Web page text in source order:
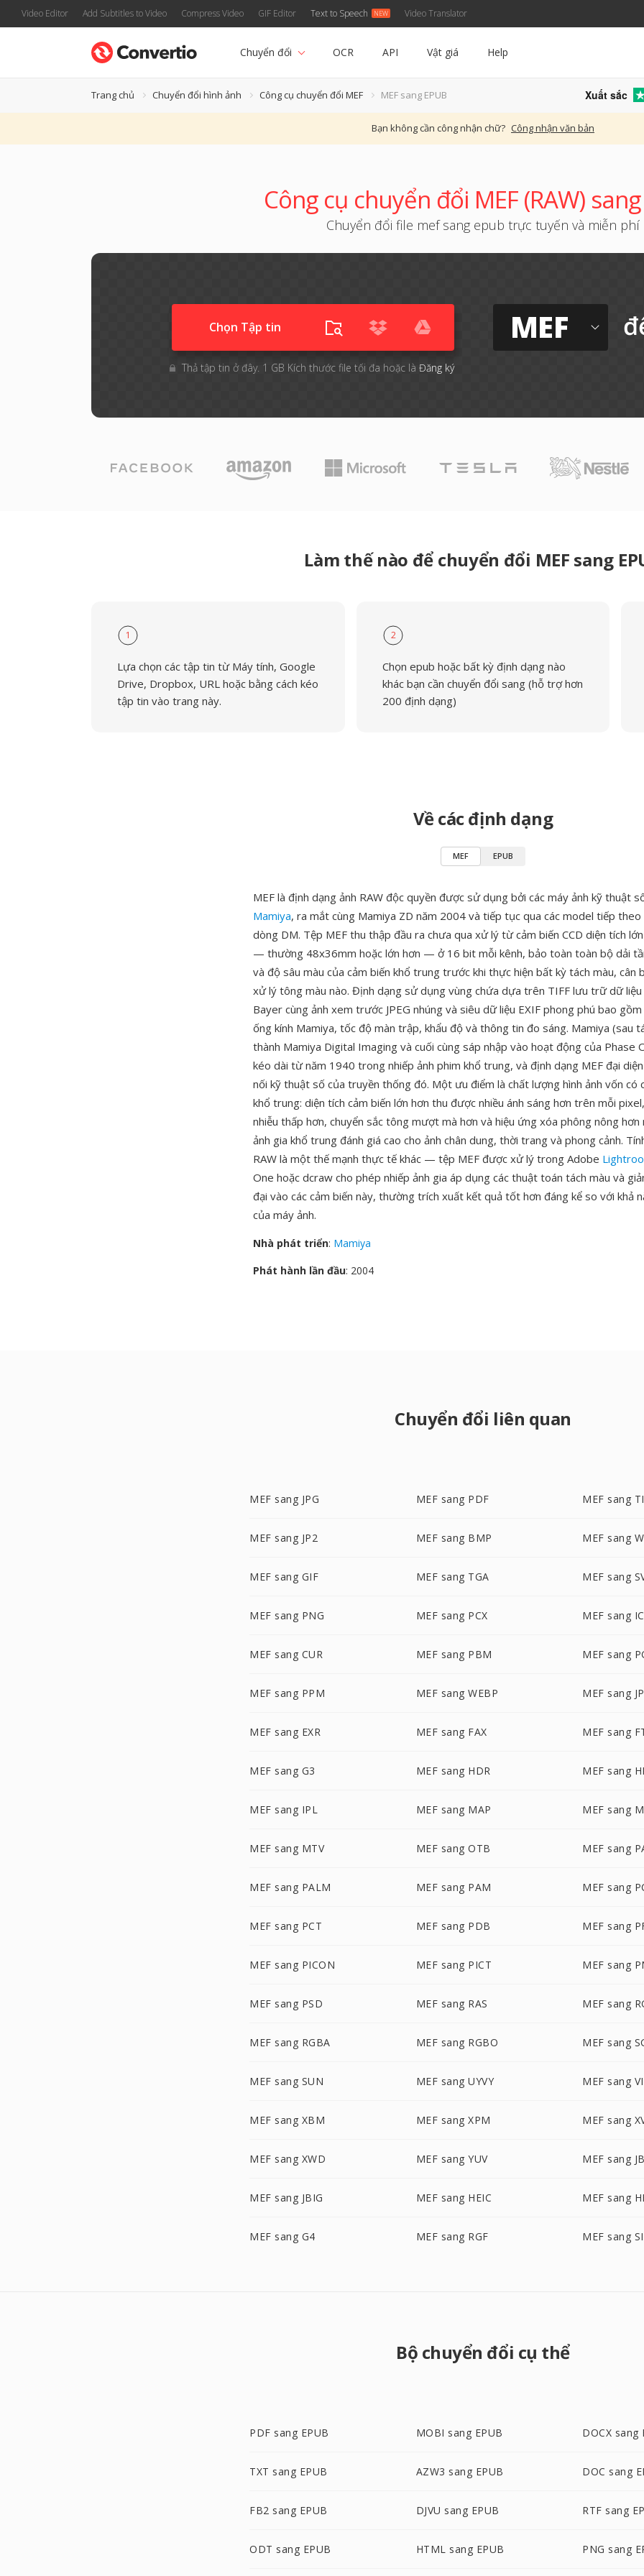
Video Editor Add Subtitles to Video Compress Video GIF Editor Text to Speech Video Translator
Chuyển đổi OCR API Vật giá Help
Trang chủ Chuyển đổi hình ảnh Công cụ chuyển đổi MEF MEF sang EPUB Xuất sắc
Bạn không cần công nhận chữ? Công nhận văn bản
Công cụ chuyển đổi MEF (RAW) sang
Chuyển đổi file mef sang epub trực tuyến và miễn phí
Chọn Tập tin
Thả tập tin ở đây. 1 GB Kích thước file tối đa hoặc là Đăng ký
MEF
Làm thế nào để chuyển đổi MEF sang
1
Lựa chọn các tập tin từ Máy tính, Google
Drive, Dropbox, URL hoặc bằng cách kéo
tập tin vào trang này.
2
Chọn epub hoặc bất kỳ định dạng nào
khác bạn cần chuyển đổi sang (hỗ trợ hơn
200 định dạng)
Về các định dạng
MEF EPUB
MEF là định dạng ảnh RAW độc quyền được sử dụng bởi các máy ảnh kỹ thuật
Mamiya, ra mắt cùng Mamiya ZD năm 2004 và tiếp tục qua các model tiếp
dòng DM. Tệp MEF thu thập đầu ra chưa qua xử lý từ cảm biến CCD diện tích
— thường 48x36mm hoặc lớn hơn — ở 16 bit mỗi kênh, bảo toàn toàn bộ dải
và độ sâu màu của cảm biến khổ trung trước khi thực hiện bất kỳ tách màu, cân
xử lý tông màu nào. Định dạng sử dụng vùng chứa dựa trên TIFF lưu trữ dữ
Bayer cùng ảnh xem trước JPEG nhúng và siêu dữ liệu EXIF phong phú bao
ống kính Mamiya, tốc độ màn trập, khẩu độ và thông tin đo sáng. Mamiya (sau
thành Mamiya Digital Imaging và cuối cùng sáp nhập vào hoạt động của Phase
kéo dài từ năm 1940 trong nhiếp ảnh phim khổ trung, và định dạng MEF đại
nối kỹ thuật số của truyền thống đó. Một ưu điểm là chất lượng hình ảnh vốn có
khổ trung: diện tích cảm biến lớn hơn thu được nhiều ánh sáng hơn trên mỗi
nhiễu thấp hơn, chuyển sắc tông mượt mà hơn và hiệu ứng xóa phông nông hơn
ảnh gia khổ trung đánh giá cao cho ảnh chân dung, thời trang và phong cảnh.
RAW là một thế mạnh thực tế khác — tệp MEF được xử lý trong Adobe
One hoặc dcraw cho phép nhiếp ảnh gia áp dụng các thuật toán tách màu và
đại vào các cảm biến này, thường trích xuất kết quả tốt hơn đáng kể so với khả
của máy ảnh.
Nhà phát triển: Mamiya
Phát hành lần đầu: 2004
Chuyển đổi liên quan
MEF sang JPG MEF sang PDF MEF sang
MEF sang JP2 MEF sang BMP MEF sang
MEF sang GIF MEF sang TGA MEF sang
MEF sang PNG MEF sang PCX MEF sang
MEF sang CUR MEF sang PBM MEF sang
MEF sang PPM MEF sang WEBP MEF sang
MEF sang EXR MEF sang FAX MEF sang
MEF sang G3 MEF sang HDR MEF sang
MEF sang IPL MEF sang MAP MEF sang
MEF sang MTV MEF sang OTB MEF sang
MEF sang PALM MEF sang PAM MEF sang
MEF sang PCT MEF sang PDB MEF sang
MEF sang PICON MEF sang PICT MEF sang
MEF sang PSD MEF sang RAS MEF sang
MEF sang RGBA MEF sang RGBO MEF sang
MEF sang SUN MEF sang UYVY MEF sang
MEF sang XBM MEF sang XPM MEF sang
MEF sang XWD MEF sang YUV MEF sang
MEF sang JBIG MEF sang HEIC MEF sang
MEF sang G4 MEF sang RGF MEF sang
Bộ chuyển đổi cụ thể
PDF sang EPUB MOBI sang EPUB DOCX sang
TXT sang EPUB AZW3 sang EPUB DOC sang
FB2 sang EPUB DJVU sang EPUB RTF sang
ODT sang EPUB HTML sang EPUB PNG sang